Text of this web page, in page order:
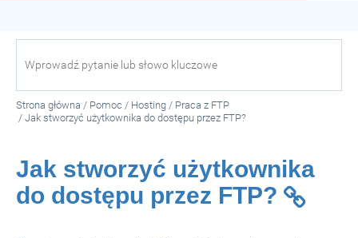
Strona główna / Pomoc / Hosting / Praca z FTP
/ Jak stworzyć użytkownika do dostępu przez FTP?
Jak stworzyć użytkownika
do dostępu przez FTP?